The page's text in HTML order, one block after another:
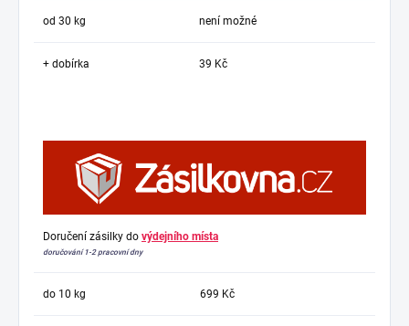
od 30 kg není možné
+ dobírka 39 Kč
Doručení zásilky do výdejního místa
doručování 1-2 pracovní dny
do 10 kg 699 Kč